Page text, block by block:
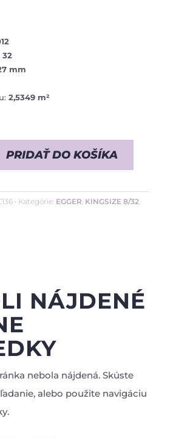
32
mm
2,5349 m²
PRIDAŤ DO KOŠÍKA
Kategórie: EGGER, KINGSIZE 8/32,
NÁJDENÉ
nebola nájdená. Skúste
alebo použite navigáciu